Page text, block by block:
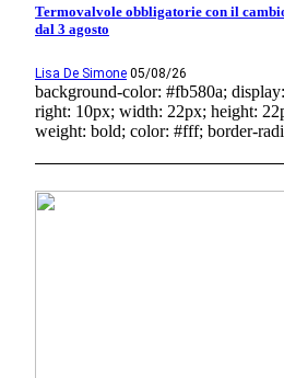
Termovalvole obbligatorie con il
dal 3 agosto
Lisa De Simone 05/08/26
background-color: #fb580a;
right: 10px; width: 22px; height:
weight: bold; color: #fff; border-